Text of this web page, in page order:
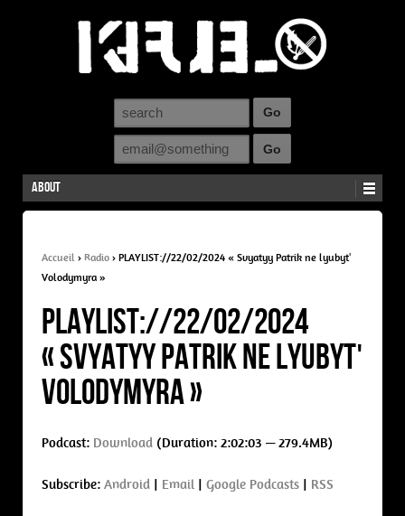
About
Accueil › Radio › PLAYLIST://22/02/2024 « Svyatyy Patrik ne lyubytʹ
Volodymyra »
PLAYLIST://22/02/2024
« Svyatyy Patrik ne lyubytʹ
Volodymyra »
Podcast: Download (Duration: 2:02:03 — 279.4MB)
Subscribe: Android | Email | Google Podcasts | RSS